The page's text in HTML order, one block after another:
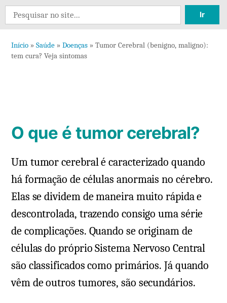
13
Tumor
Veja
Search
for:
Início » Saúde » Doenças » Tumor Cerebral (benigno, maligno):
tem cura? Veja sintomas
O que é tumor cerebral?
Um tumor cerebral é caracterizado quando
há formação de células anormais no cérebro.
Elas se dividem de maneira muito rápida e
descontrolada, trazendo consigo uma série
de complicações. Quando se originam de
células do próprio Sistema Nervoso Central
são classificados como primários. Já quando
vêm de outros tumores, são secundários.